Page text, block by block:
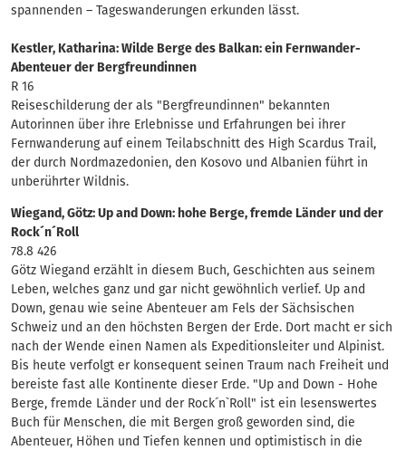
spannenden – Tageswanderungen erkunden lässt.
Kestler, Katharina: Wilde Berge des Balkan: ein Fernwander-
Abenteuer der Bergfreundinnen
R 16
Reiseschilderung der als "Bergfreundinnen" bekannten
Autorinnen über ihre Erlebnisse und Erfahrungen bei ihrer
Fernwanderung auf einem Teilabschnitt des High Scardus Trail,
der durch Nordmazedonien, den Kosovo und Albanien führt in
unberührter Wildnis.
Wiegand, Götz: Up and Down: hohe Berge, fremde Länder und der
Rock´n´Roll
78.8 426
Götz Wiegand erzählt in diesem Buch, Geschichten aus seinem
Leben, welches ganz und gar nicht gewöhnlich verlief. Up and
Down, genau wie seine Abenteuer am Fels der Sächsischen
Schweiz und an den höchsten Bergen der Erde. Dort macht er sich
nach der Wende einen Namen als Expeditionsleiter und Alpinist.
Bis heute verfolgt er konsequent seinen Traum nach Freiheit und
bereiste fast alle Kontinente dieser Erde. "Up and Down - Hohe
Berge, fremde Länder und der Rock´n`Roll" ist ein lesenswertes
Buch für Menschen, die mit Bergen groß geworden sind, die
Abenteuer, Höhen und Tiefen kennen und optimistisch in die